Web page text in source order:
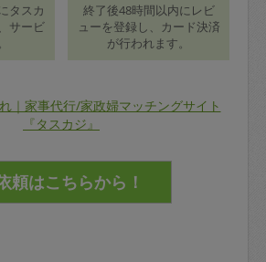
タスカ
サービ
終了後48時間以内にレビ
ューを登録し、カード決済
が行われます。
｜家事代行/家政婦マッチングサイト
『タスカジ』